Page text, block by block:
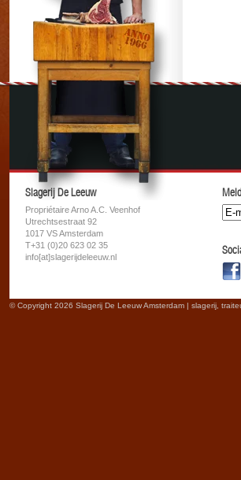
Slagerij De Leeuw
Propriétaire Arno A.C. Veenhof
Utrechtsestraat 92
1017 VS Amsterdam
T+31 (0)20 623 02 35
info[at]slagerijdeleeuw.nl
© Copyright 2026 Slagerij De Leeuw Amsterdam | slagerij,